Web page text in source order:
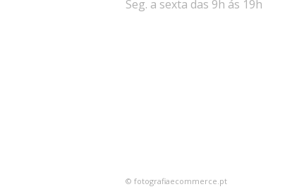
Seg. a sexta das 9h ás 19h
© fotografiaecommerce.pt